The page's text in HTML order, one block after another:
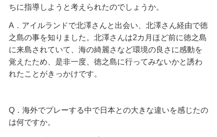
ちに指導しようと考えられたのでしょうか。
A．アイルランドで北澤さんと出会い、北澤さん経由で徳
之島の事を知りました。北澤さんは2カ月ほど前に徳之島
に来島されていて、海の綺麗さなど環境の良さに感動を
覚えたため、是非一度、徳之島に行ってみないかと誘わ
れたことがきっかけです。
Q．海外でプレーする中で日本との大きな違いを感じたの
は何ですか。